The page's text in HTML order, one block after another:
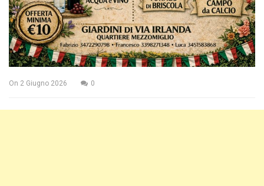
On 2 Giugno 2026 0